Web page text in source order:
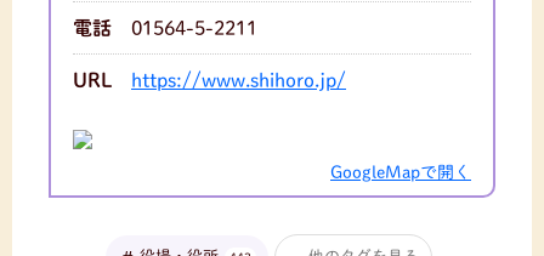
電話 01564-5-2211
URL https://www.shihoro.jp/
GoogleMapで開く